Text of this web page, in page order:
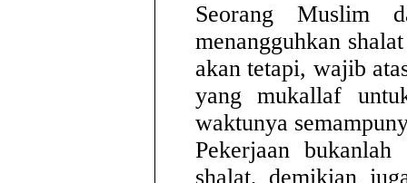
Seorang Muslim
menangguhkan
akan tetapi, wajib
yang mukallaf
waktunya
Pekerjaan bukanlah
shalat, demikian